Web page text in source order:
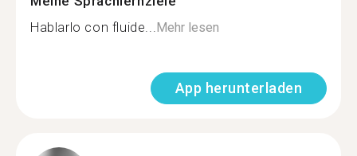
Hablarlo con fluide...Mehr lesen
App herunterladen